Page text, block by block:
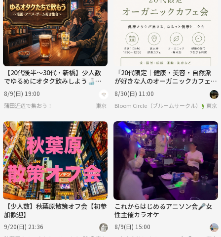
【20代後半〜30代・新橋】少人数
でゆるめにオタク飲みしよう🍶
【8/9(日)19:00〜21:00】
8/9(日) 19:00
蒲田近辺で集おう！ 東京
「20代限定｜健康・美容・自然派
が好きな人のオーガニックカフェ会
🌿」
8/30(日) 11:00
Bloom Circle（ブルームサークル）🌿健
東京
【少人数】秋葉原散策オフ会【初参
加歓迎】
9/20(日) 21:36
これからはじめるアニソン会🎤女
性主催カラオケ
8/9(日) 15:00